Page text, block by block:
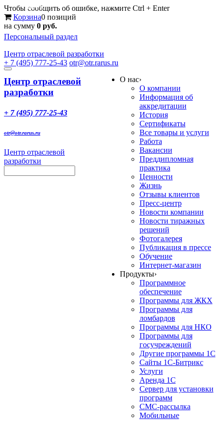
Чтобы сообщить об ошибке, нажмите Ctrl + Enter
Корзина0 позиций
на сумму 0 руб.
Персональный раздел
Центр отраслевой разработки
+ 7 (495) 777-25-43 otr@otr.rarus.ru
Toggle
navigation
Меню
Центр отраслевой
разработки
+ 7 (495) 777-25-43
otr@otr.rarus.ru
Центр отраслевой
разработки
О нас›
О компании
Информация об
аккредитации
История
Сертификаты
Все товары и услуги
Работа
Вакансии
Преддипломная
практика
Ценности
Жизнь
Отзывы клиентов
Пресс-центр
Новости компании
Новости тиражных
решений
Фотогалерея
Публикация в прессе
Обучение
Интернет-магазин
Продукты›
Программное
обеспечение
Программы для ЖКХ
Программы для
ломбардов
Программы для НКО
Программы для
госучреждений
Другие программы 1С
Сайты 1С-Битрикс
Услуги
Аренда 1С
Сервер для установки
программ
СМС-рассылка
Мобильные